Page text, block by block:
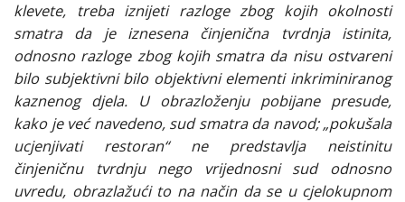
klevete, treba iznijeti razloge zbog kojih okolnosti
smatra da je iznesena činjenična tvrdnja istinita,
odnosno razloge zbog kojih smatra da nisu ostvareni
bilo subjektivni bilo objektivni elementi inkriminiranog
kaznenog djela. U obrazloženju pobijane presude,
kako je već navedeno, sud smatra da navod; „pokušala
ucjenjivati restoran“ ne predstavlja neistinitu
činjeničnu tvrdnju nego vrijednosni sud odnosno
uvredu, obrazlažući to na način da se u cjelokupnom